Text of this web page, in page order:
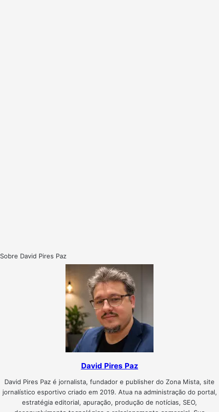
Sobre David Pires Paz
David Pires Paz
David Pires Paz é jornalista, fundador e publisher do Zona Mista, site
jornalístico esportivo criado em 2019. Atua na administração do portal,
estratégia editorial, apuração, produção de notícias, SEO,